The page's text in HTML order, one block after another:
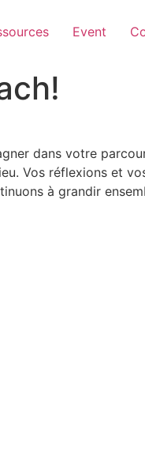
Event
dans votre
Vos réflexions et
à grandir